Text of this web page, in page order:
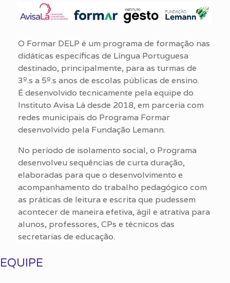
O Formar DELP é um programa de formação nas
didáticas específicas de Língua Portuguesa
destinado, principalmente, para as turmas de
3º.s a 5º.s anos de escolas públicas de ensino.
É desenvolvido tecnicamente pela equipe do
Instituto Avisa Lá desde 2018, em parceria com
redes municipais do Programa Formar
desenvolvido pela Fundação Lemann.
No período de isolamento social, o Programa
desenvolveu sequências de curta duração,
elaboradas para que o desenvolvimento e
acompanhamento do trabalho pedagógico com
as práticas de leitura e escrita que pudessem
acontecer de maneira efetiva, ágil e atrativa para
alunos, professores, CPs e técnicos das
secretarias de educação.
EQUIPE